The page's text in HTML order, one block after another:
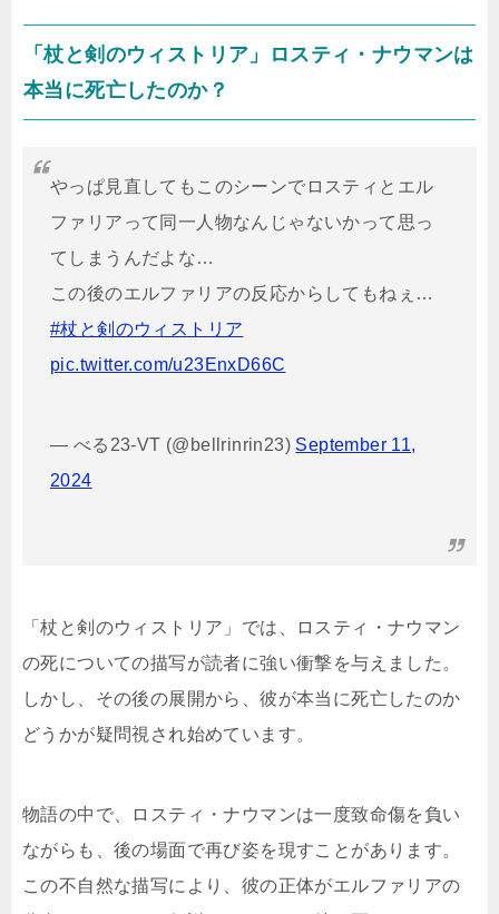
「杖と剣のウィストリア」ロスティ・ナウマンは
本当に死亡したのか？
やっぱ見直してもこのシーンでロスティとエル
ファリアって同一人物なんじゃないかって思っ
てしまうんだよな…
この後のエルファリアの反応からしてもねぇ…
#杖と剣のウィストリア
pic.twitter.com/u23EnxD66C
— べる23-VT (@bellrinrin23) September 11,
2024
「杖と剣のウィストリア」では、ロスティ・ナウマン
の死についての描写が読者に強い衝撃を与えました。
しかし、その後の展開から、彼が本当に死亡したのか
どうかが疑問視され始めています。
物語の中で、ロスティ・ナウマンは一度致命傷を負い
ながらも、後の場面で再び姿を現すことがあります。
この不自然な描写により、彼の正体がエルファリアの